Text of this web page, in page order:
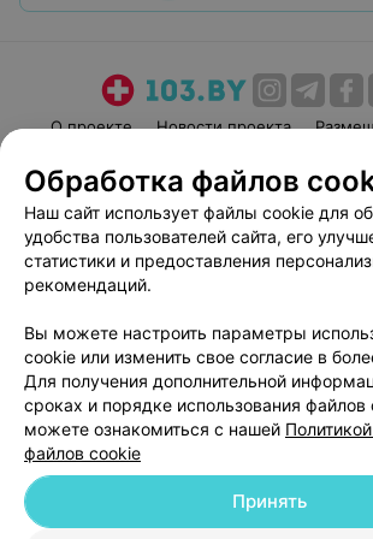
О проекте Новости проекта
Пользовательское соглашение
Вакансии
Партнеры
Написать руководителю
Персональные настройки
Обработка персональных
© 2026 ООО «Артокс Лаб», УНП 191700409| 220012,
Обработка файлов
Наш сайт использует файлы cookie для
удобства пользователей сайта, его
статистики и предоставления
рекомендаций.
Вы можете настроить параметры
cookie или изменить свое согласие в
Для получения дополнительной
сроках и порядке использования
можете ознакомиться с нашей
файлов cookie
Принять